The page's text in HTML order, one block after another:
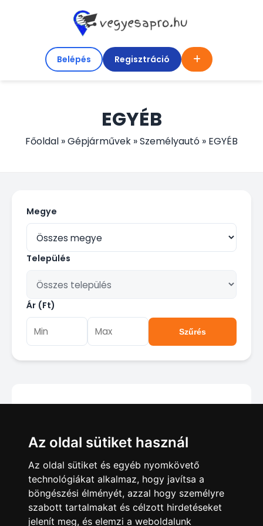
Az oldal sütiket használ
Az oldal sütiket és egyéb nyomkövető
technológiákat alkalmaz, hogy javítsa a
böngészési élményét, azzal hogy személyre
szabott tartalmakat és célzott hirdetéseket
jelenít meg, és elemzi a weboldalunk
Belépés Regisztráció
EGYÉB
Főoldal »Gépjárművek »Személyautó » EGYÉB
Megye
Település
Ár (Ft)
Szűrés
megadott feltételekkel.